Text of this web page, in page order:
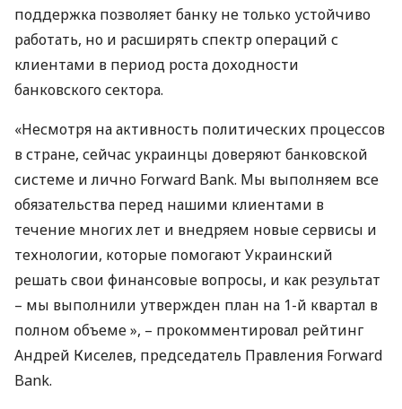
поддержка позволяет банку не только устойчиво
работать, но и расширять спектр операций с
клиентами в период роста доходности
банковского сектора.
«Несмотря на активность политических процессов
в стране, сейчас украинцы доверяют банковской
системе и лично Forward Bank. Мы выполняем все
обязательства перед нашими клиентами в
течение многих лет и внедряем новые сервисы и
технологии, которые помогают Украинский
решать свои финансовые вопросы, и как результат
– мы выполнили утвержден план на 1-й квартал в
полном объеме », – прокомментировал рейтинг
Андрей Киселев, председатель Правления Forward
Bank.